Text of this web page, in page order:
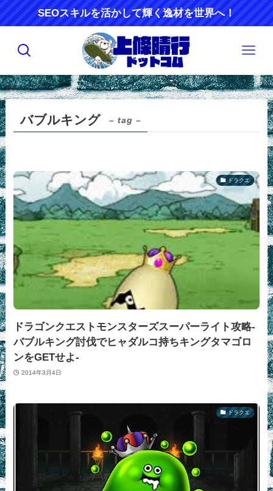
SEOスキルを活かして輝く逸材を世界へ！
ホーム バブルキング
バブルキング – tag –
ドラクエ
ドラゴンクエストモンスターズスーパーライト攻略-
バブルキング討伐でヒャダルコ持ちキングタマゴロ
ンをGETせよ-
2014年3月4日
ドラクエ